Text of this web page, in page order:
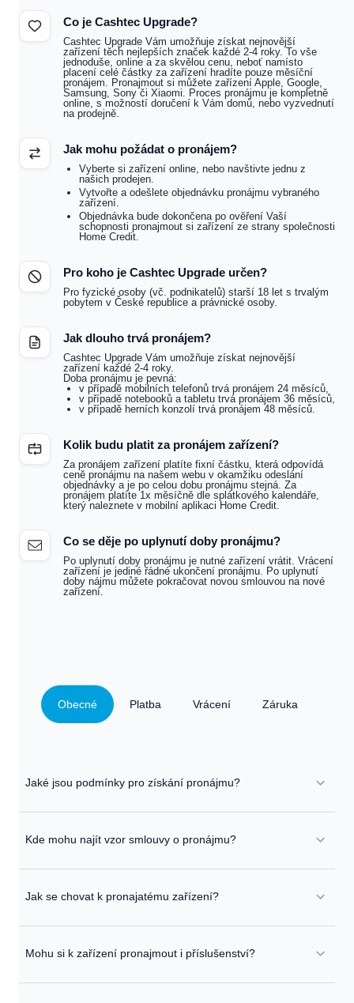
Co je Cashtec Upgrade?
Cashtec Upgrade Vám umožňuje získat nejnovější
zařízení těch nejlepších značek každé 2-4 roky. To vše
jednoduše, online a za skvělou cenu, neboť namísto
placení celé částky za zařízení hradíte pouze měsíční
pronájem. Pronajmout si můžete zařízení Apple, Google,
Samsung, Sony či Xiaomi . Proces pronájmu je kompletně
online, s možností doručení k Vám domů, nebo vyzvednutí
na prodejně.
Jak mohu požádat o pronájem?
Vyberte si zařízení online, nebo navštivte jednu z
našich prodejen.
Vytvořte a odešlete objednávku pronájmu vybraného
zařízení.
Objednávka bude dokončena po ověření Vaší
schopnosti pronajmout si zařízení ze strany společnosti
Home Credit.
Pro koho je Cashtec Upgrade určen?
Pro fyzické osoby (vč. podnikatelů) starší 18 let s trvalým
pobytem v České republice a právnické osoby.
Jak dlouho trvá pronájem?
Cashtec Upgrade Vám umožňuje získat nejnovější
zařízení každé 2-4 roky.
Doba pronájmu je pevná:
v případě mobilních telefonů trvá pronájem 24 měsíců,
v případě notebooků a tabletu trvá pronájem 36 měsíců,
v případě herních konzolí trvá pronájem 48 měsíců.
Kolik budu platit za pronájem zařízení?
Za pronájem zařízení platíte fixní částku, která odpovídá
ceně pronájmu na našem webu v okamžiku odeslání
objednávky a je po celou dobu pronájmu stejná. Za
pronájem platíte 1x měsíčně dle splátkového kalendáře,
který naleznete v mobilní aplikaci Home Credit.
Co se děje po uplynutí doby pronájmu?
Po uplynutí doby pronájmu je nutné zařízení vrátit. Vrácení
zařízení je jediné řádné ukončení pronájmu. Po uplynutí
doby nájmu můžete pokračovat novou smlouvou na nové
zařízení.
Obecné Platba Vrácení Záruka
Jaké jsou podmínky pro získání pronájmu?
Kde mohu najít vzor smlouvy o pronájmu?
Jak se chovat k pronajatému zařízení?
Mohu si k zařízení pronajmout i příslušenství?